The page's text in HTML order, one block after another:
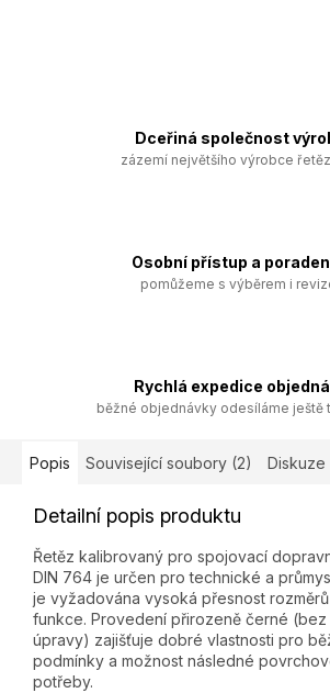
Dceřiná společnost
zázemí největšího výrobce
Osobní přístup a
pomůžeme s výběrem i
Rychlá expedice
běžné objednávky odesíláme ještě
Popis Související soubory (2) Diskuze
Detailní popis produktu
Řetěz kalibrovaný pro spojovací
DIN 764 je určen pro technické a
je vyžadována vysoká přesnost
funkce. Provedení přirozeně černé
úpravy) zajišťuje dobré vlastnosti pro
podmínky a možnost následné
potřeby.